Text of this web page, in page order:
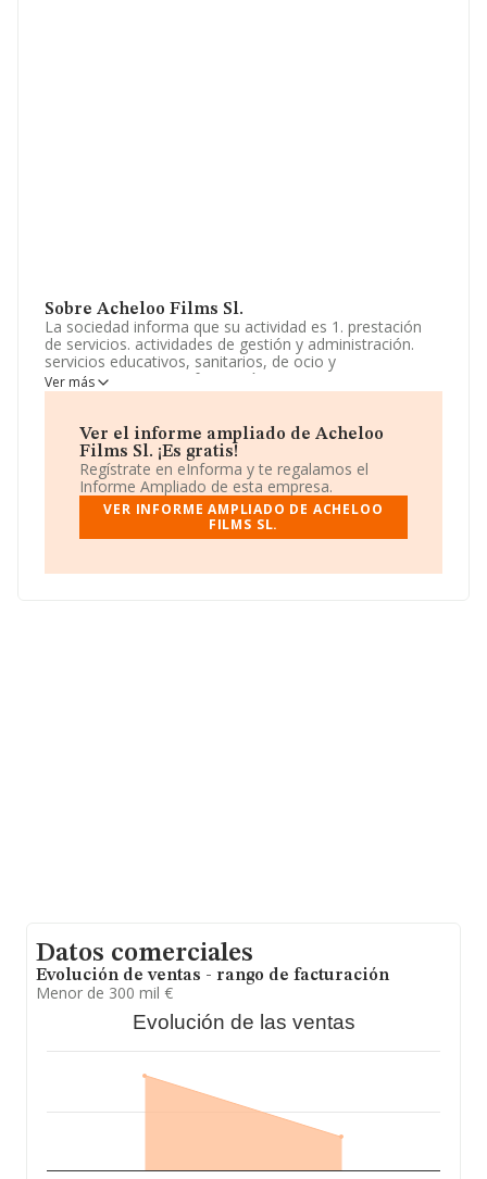
Sobre Acheloo Films Sl.
La sociedad informa que su actividad es 1. prestación
de servicios. actividades de gestión y administración.
servicios educativos, sanitarios, de ocio y
entretenimiento. 2. información y comunicaciones. La
empresa está registrada como Sociedad Limitada. Su
cinematográfica y de vídeo' con código 5915. La
sociedad no tiene actividad en mercados exteriores.
Para comunicarse con sus oficinas, el número de
teléfono es 918100528.
La compañíaAcheloo Films S.L, con número de
Las Siete Fuentes Ur Las Cuestas núm. 55, (28260),
Ver más
Ver el informe ampliado de Acheloo
Films Sl. ¡Es gratis!
Regístrate en eInforma y te regalamos el
Informe Ampliado de esta empresa.
VER INFORME AMPLIADO DE ACHELOO
FILMS SL.
Datos comerciales
Evolución de ventas - rango de facturación
Menor de 300 mil €
Evolución de las ventas